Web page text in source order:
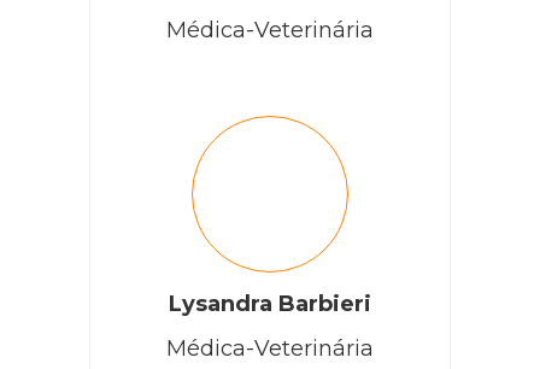
Médica-Veterinária
Lysandra Barbieri
Médica-Veterinária